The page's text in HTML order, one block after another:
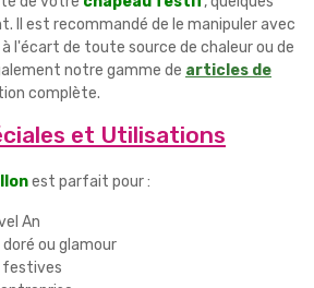
Il est recommandé de le manipuler avec
l'écart de toute source de chaleur ou de
notre gamme de articles de
complète.
et Utilisations
est parfait pour :
An
ou glamour
festives